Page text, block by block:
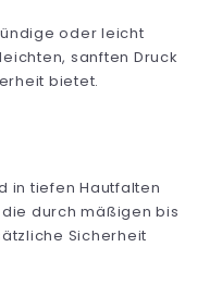
oder leicht
sanften Druck
bietet.
in tiefen Hautfalten
durch mäßigen bis
Sicherheit